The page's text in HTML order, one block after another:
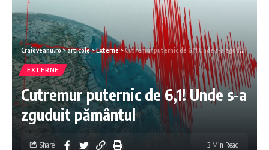
Craioveanu.ro>articole>Externe>Cutremur puternic de 6,1! Unde s-a zguduit pământul
EXTERNE
Cutremur puternic de 6,1! Unde s-a
zguduit pământul
Share 3 Min Read